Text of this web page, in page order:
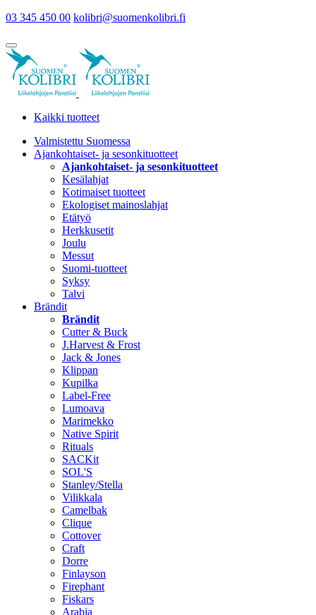
03 345 450 00 kolibri@suomenkolibri.fi
Kaikki tuotteet
Valmistettu Suomessa
Ajankohtaiset- ja sesonkituotteet
Ajankohtaiset- ja sesonkituotteet
Kesälahjat
Kotimaiset tuotteet
Ekologiset mainoslahjat
Etätyö
Herkkusetit
Joulu
Messut
Suomi-tuotteet
Syksy
Talvi
Brändit
Brändit
Cutter & Buck
J.Harvest & Frost
Jack & Jones
Klippan
Kupilka
Label-Free
Lumoava
Marimekko
Native Spirit
Rituals
SACKit
SOL'S
Stanley/Stella
Vilikkala
Camelbak
Clique
Cottover
Craft
Dorre
Finlayson
Firephant
Fiskars
Arabia